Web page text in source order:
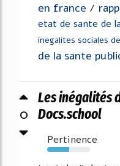
en france /
etat de sante de
inegalites sociales
de la sante
0
Les inégalités
Docs.school
Pertinence
52%